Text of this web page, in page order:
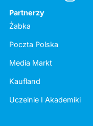
Partnerzy
Żabka
Poczta Polska
Media Markt
Kaufland
Uczelnie I Akademiki